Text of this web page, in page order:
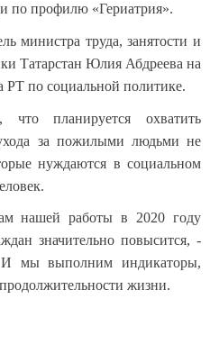
по профилю «Гериатрия».
министра труда, занятости и
Татарстан Юлия Абдреева на
РТ по социальной политике.
планируется охватить
за пожилыми людьми не
нуждаются в социальном
нашей работы в 2020 году
значительно повысится, -
мы выполним индикаторы,
жизни.